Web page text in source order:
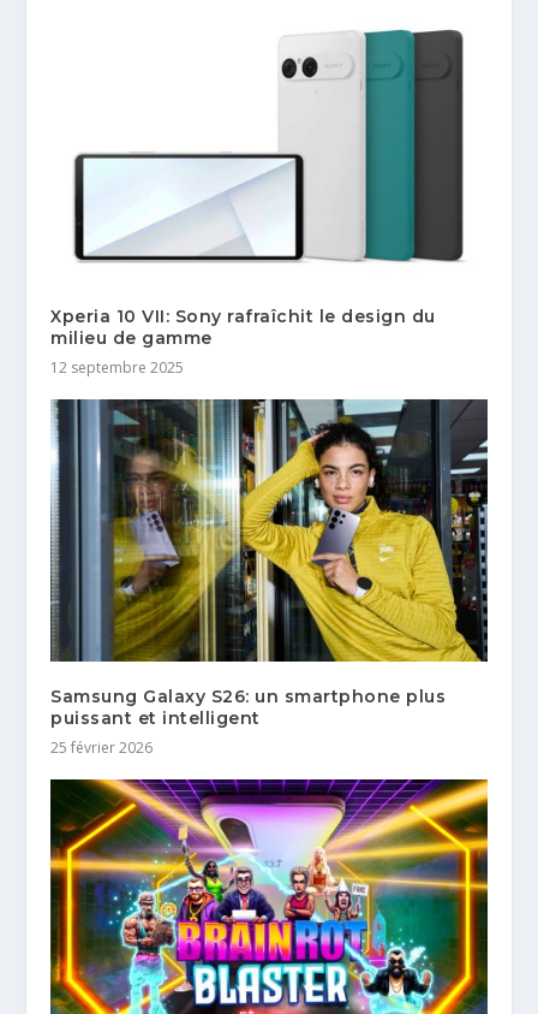
Xperia 10 VII: Sony rafraîchit le design du
milieu de gamme
12 septembre 2025
Samsung Galaxy S26: un smartphone plus
puissant et intelligent
25 février 2026